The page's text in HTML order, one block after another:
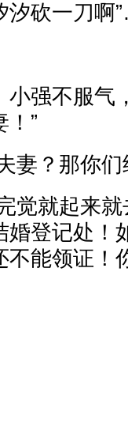
汐砍一刀
强不服气
”
妻？那你们
觉就起来
登记处！
不能领证！